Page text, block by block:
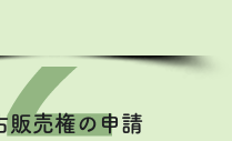
販売権の申請